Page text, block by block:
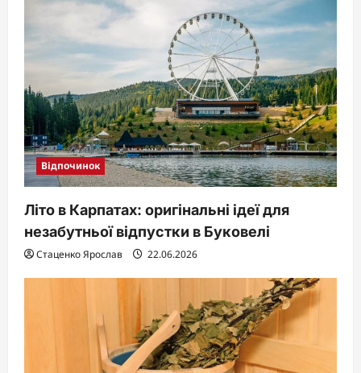
Відпочинок
Літо в Карпатах: оригінальні ідеї для
незабутньої відпустки в Буковелі
Стаценко Ярослав 22.06.2026